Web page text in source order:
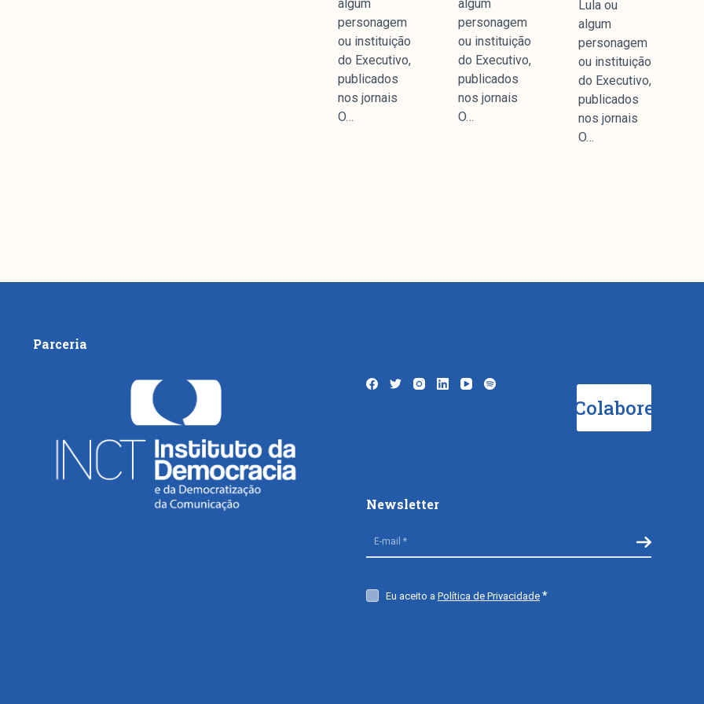
algum
personagem
ou instituição
do Executivo,
publicados
nos jornais
O…
algum
personagem
ou instituição
do Executivo,
publicados
nos jornais
O…
Lula ou
algum
personagem
ou instituição
do Executivo,
publicados
nos jornais
O…
Parceria
Colabore
Newsletter
Eu aceito a Política de Privacidade